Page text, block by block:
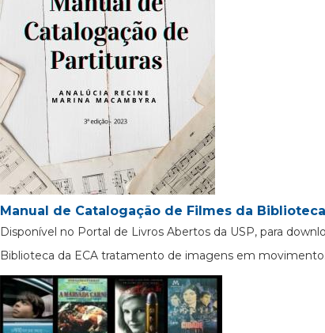
Manual de Catalogação de Filmes da
Disponível no Portal de Livros Abertos da USP, para
Biblioteca da ECA tratamento de imagens em movimento.